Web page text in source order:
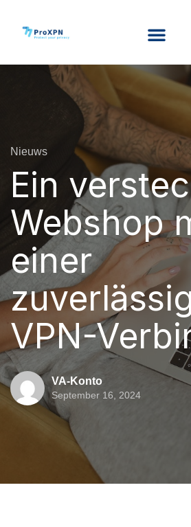
Nieuws
Ein
Webshop
einer
VPN-
VA-Konto
September 16, 2024